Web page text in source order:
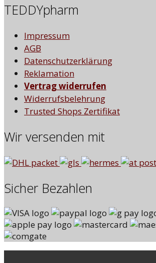
TEDDYpharm
Impressum
AGB
Datenschutzerklärung
Reklamation
Vertrag widerrufen
Widerrufsbelehrung
Trusted Shops Zertifikat
Wir versenden mit
Sicher Bezahlen